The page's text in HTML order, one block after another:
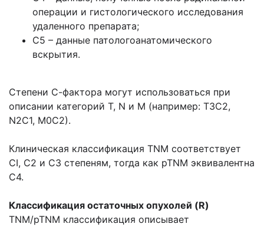
операции и гистологического исследования
удаленного препарата;
С5 – данные патологоанатомического
вскрытия.
Степени С-фактора могут использоваться при
описании категорий Т, N и М (например: Т3С2,
N2C1, М0С2).
Клиническая классификация TNM соответствует
CI, С2 и С3 степеням, тогда как pTNM эквивалентна
С4.
Классификация остаточных опухолей (R)
TNM/pTNM классификация описывает